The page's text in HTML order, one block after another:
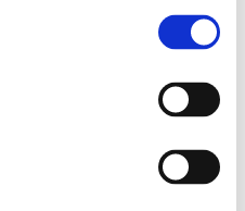
a etika ČAJ FF UK
- ČAJ FTVS UK 2020
2018.